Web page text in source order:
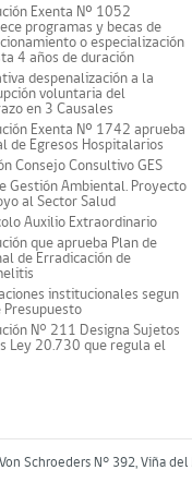
Exenta Nº 1052
programas y becas de
o especialización
4 años de duración
despenalización a la
voluntaria del
en 3 Causales
Exenta Nº 1742 aprueba
de Egresos Hospitalarios
Consejo Consultivo GES
Gestión Ambiental. Proyecto
al Sector Salud
Auxilio Extraordinario
que aprueba Plan de
de Erradicación de
institucionales segun
Presupuesto
N° 211 Designa Sujetos
Ley 20.730 que regula el
Schroeders N° 392, Viña